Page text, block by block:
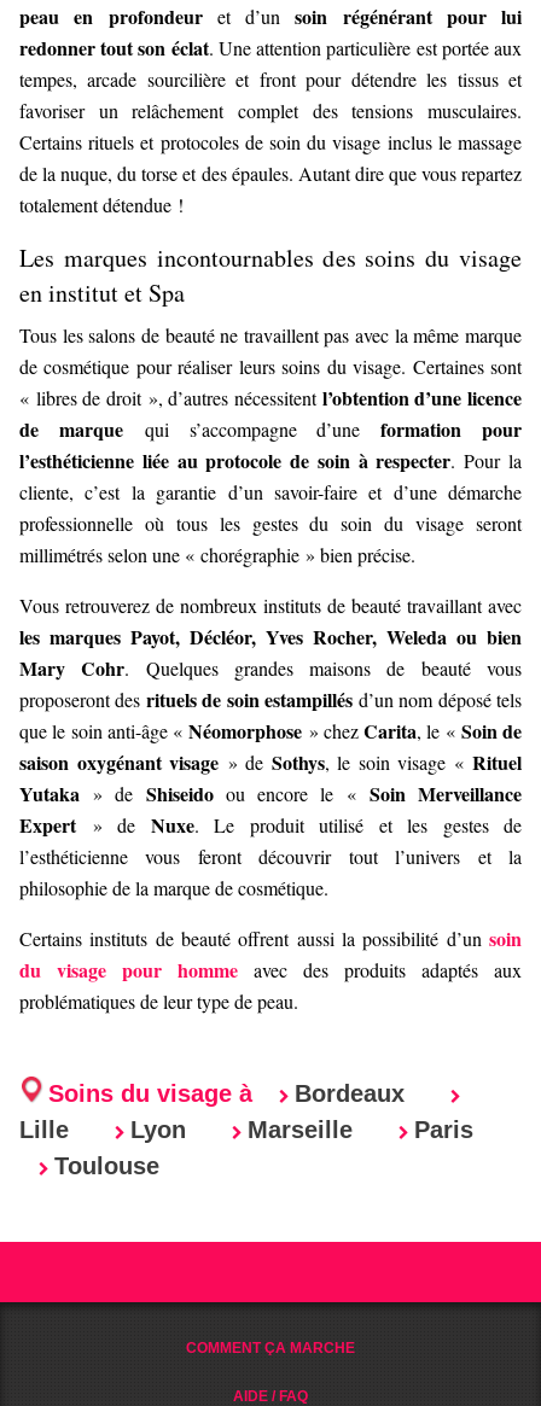
peau en profondeuret d’unsoin régénérant pour lui
redonner tout son éclat. Une attention particulière est portée aux
tempes, arcade sourcilière et front pour détendre les tissus et
favoriser un relâchement complet des tensions musculaires.
Certains rituels et protocoles de soin du visage inclus le massage
de la nuque, du torse et des épaules. Autant dire que vous repartez
totalement détendue !
Les marques incontournables des soins du visage
en institut et Spa
Tous les salons de beauté ne travaillent pas avec la même marque
de cosmétique pour réaliser leurs soins du visage. Certaines sont
« libres de droit », d’autres nécessitentl’obtention d’une licence
de marquequi s’accompagne d’uneformation pour
l’esthéticienne liée au protocole de soin à respecter. Pour la
cliente, c’est la garantie d’un savoir-faire et d’une démarche
professionnelle où tous les gestes du soin du visage seront
millimétrés selon une « chorégraphie » bien précise.
Vous retrouverez de nombreux instituts de beauté travaillant avec
les marques Payot, Décléor, Yves Rocher, Weleda ou bien
Mary Cohr. Quelques grandes maisons de beauté vous
proposeront des rituels de soin estampillés d’un nom déposé tels
que le soin anti-âge «Néomorphose » chezCarita, le « Soin de
saison oxygénant visage » de Sothys, le soin visage « Rituel
Yutaka » de Shiseidoou encore le « Soin Merveillance
Expert» de Nuxe. Le produit utilisé et les gestes de
l’esthéticienne vous feront découvrir tout l’univers et la
philosophie de la marque de cosmétique.
Certains instituts de beauté offrent aussi la possibilité d’un soin
du visage pour homme avec des produits adaptés aux
problématiques de leur type de peau.
Soins du visage à
Bordeaux
Lille
Lyon Marseille
Paris
Toulouse
COMMENT ÇA MARCHE
AIDE / FAQ